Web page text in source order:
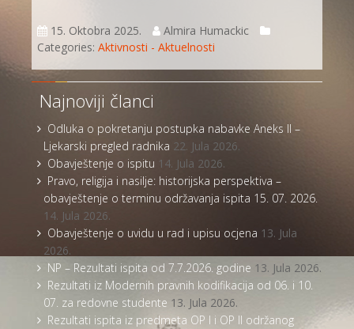
15. Oktobra 2025.
Almira Humackic
Categories:Aktivnosti - Aktuelnosti
Najnoviji članci
Odluka o pokretanju postupka nabavke Aneks II –
Ljekarski pregled radnika 22. Jula 2026.
Obavještenje o ispitu 14. Jula 2026.
Pravo, religija i nasilje: historijska perspektiva –
obavještenje o terminu održavanja ispita 15. 07. 2026.
14. Jula 2026.
Obavještenje o uvidu u rad i upisu ocjena 13. Jula
2026.
NP – Rezultati ispita od 7.7.2026. godine 13. Jula 2026.
Rezultati iz Modernih pravnih kodifikacija od 06. i 10.
07. za redovne studente 13. Jula 2026.
Rezultati ispita iz predmeta OP I i OP II održanog